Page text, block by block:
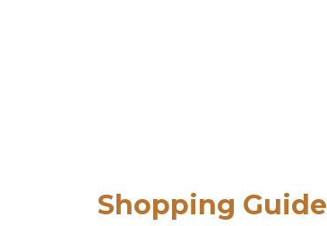
Shopping Guide